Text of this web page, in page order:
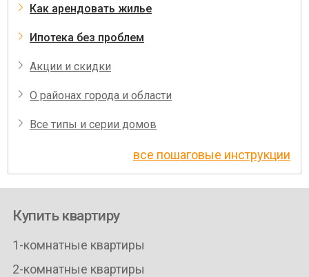
Как арендовать жилье
Ипотека без проблем
Акции и скидки
О районах города и области
Все типы и серии домов
все пошаговые инструкции
Купить квартиру
1-комнатные квартиры
2-комнатные квартиры